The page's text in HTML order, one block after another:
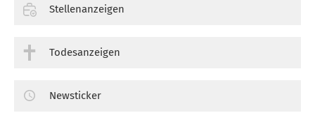
Stellenanzeigen
Todesanzeigen
Newsticker